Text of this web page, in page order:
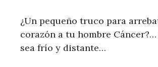
¿Un pequeño truco para
corazón a tu hombre
sea frío y distante…